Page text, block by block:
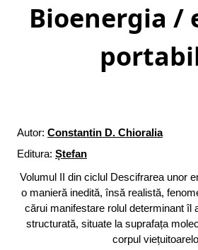
Bioenergia /
Autor: Constantin D. Chioralia
Editura: Ștefan
Volumul II din ciclul Descifrarea unor
o manieră inedită, însă realistă,
cărui manifestare rolul determinant îl
structurată, situate la suprafața
corpul